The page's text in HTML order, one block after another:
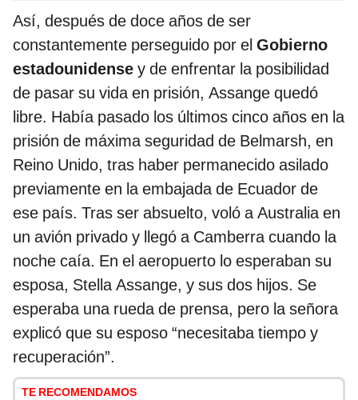
Así, después de doce años de ser
constantemente perseguido por el Gobierno
estadounidense y de enfrentar la posibilidad
de pasar su vida en prisión, Assange quedó
libre. Había pasado los últimos cinco años en la
prisión de máxima seguridad de Belmarsh, en
Reino Unido, tras haber permanecido asilado
previamente en la embajada de Ecuador de
ese país. Tras ser absuelto, voló a Australia en
un avión privado y llegó a Camberra cuando la
noche caía. En el aeropuerto lo esperaban su
esposa, Stella Assange, y sus dos hijos. Se
esperaba una rueda de prensa, pero la señora
explicó que su esposo “necesitaba tiempo y
recuperación”.
TE RECOMENDAMOS